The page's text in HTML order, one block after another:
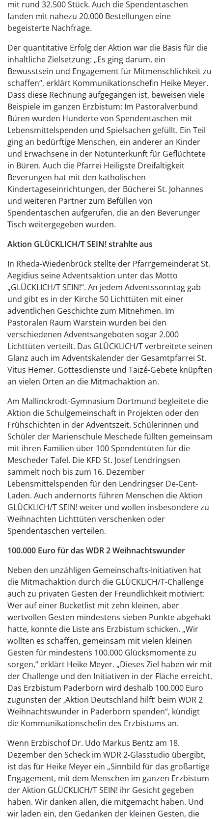
mit rund 32.500 Stück. Auch die Spendentaschen
fanden mit nahezu 20.000 Bestellungen eine
begeisterte Nachfrage.
Der quantitative Erfolg der Aktion war die Basis für die
inhaltliche Zielsetzung: „Es ging darum, ein
Bewusstsein und Engagement für Mitmenschlichkeit zu
schaffen“, erklärt Kommunikationschefin Heike Meyer.
Dass diese Rechnung aufgegangen ist, beweisen viele
Beispiele im ganzen Erzbistum: Im Pastoralverbund
Büren wurden Hunderte von Spendentaschen mit
Lebensmittelspenden und Spielsachen gefüllt. Ein Teil
ging an bedürftige Menschen, ein anderer an Kinder
und Erwachsene in der Notunterkunft für Geflüchtete
in Büren. Auch die Pfarrei Heiligste Dreifaltigkeit
Beverungen hat mit den katholischen
Kindertageseinrichtungen, der Bücherei St. Johannes
und weiteren Partner zum Befüllen von
Spendentaschen aufgerufen, die an den Beverunger
Tisch weitergegeben wurden.
Aktion GLÜCKLICH/T SEIN! strahlte aus
In Rheda-Wiedenbrück stellte der Pfarrgemeinderat St.
Aegidius seine Adventsaktion unter das Motto
„GLÜCKLICH/T SEIN!“. An jedem Adventssonntag gab
und gibt es in der Kirche 50 Lichttüten mit einer
adventlichen Geschichte zum Mitnehmen. Im
Pastoralen Raum Warstein wurden bei den
verschiedenen Adventsangeboten sogar 2.000
Lichttüten verteilt. Das GLÜCKLICH/T verbreitete seinen
Glanz auch im Adventskalender der Gesamtpfarrei St.
Vitus Hemer. Gottesdienste und Taizé-Gebete knüpften
an vielen Orten an die Mitmachaktion an.
Am Mallinckrodt-Gymnasium Dortmund begleitete die
Aktion die Schulgemeinschaft in Projekten oder den
Frühschichten in der Adventszeit. Schülerinnen und
Schüler der Marienschule Meschede füllten gemeinsam
mit ihren Familien über 100 Spendentüten für die
Mescheder Tafel. Die KFD St. Josef Lendringsen
sammelt noch bis zum 16. Dezember
Lebensmittelspenden für den Lendringser De-Cent-
Laden. Auch andernorts führen Menschen die Aktion
GLÜCKLICH/T SEIN! weiter und wollen insbesondere zu
Weihnachten Lichttüten verschenken oder
Spendentaschen verteilen.
100.000 Euro für das WDR 2 Weihnachtswunder
Neben den unzähligen Gemeinschafts-Initiativen hat
die Mitmachaktion durch die GLÜCKLICH/T-Challenge
auch zu privaten Gesten der Freundlichkeit motiviert:
Wer auf einer Bucketlist mit zehn kleinen, aber
wertvollen Gesten mindestens sieben Punkte abgehakt
hatte, konnte die Liste ans Erzbistum schicken. „Wir
wollten es schaffen, gemeinsam mit vielen kleinen
Gesten für mindestens 100.000 Glücksmomente zu
sorgen,“ erklärt Heike Meyer. „Dieses Ziel haben wir mit
der Challenge und den Initiativen in der Fläche erreicht.
Das Erzbistum Paderborn wird deshalb 100.000 Euro
zugunsten der ‚Aktion Deutschland hilft‘ beim WDR 2
Weihnachtswunder in Paderborn spenden“, kündigt
die Kommunikationschefin des Erzbistums an.
Wenn Erzbischof Dr. Udo Markus Bentz am 18.
Dezember den Scheck im WDR 2-Glasstudio übergibt,
ist das für Heike Meyer ein „Sinnbild für das großartige
Engagement, mit dem Menschen im ganzen Erzbistum
der Aktion GLÜCKLICH/T SEIN! ihr Gesicht gegeben
haben. Wir danken allen, die mitgemacht haben. Und
wir laden ein, den Gedanken der kleinen Gesten, die